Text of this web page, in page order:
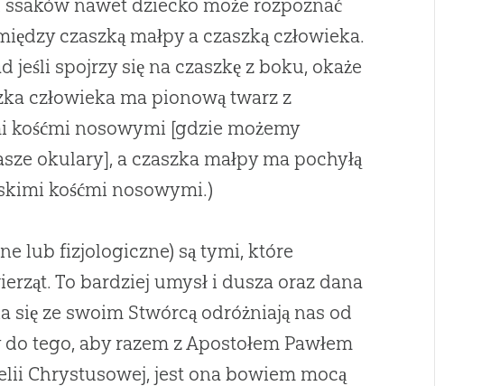
nawet dziecko może rozpoznać
czaszką małpy a czaszką człowieka.
jeśli spojrzy się na czaszkę z boku, okaże
człowieka ma pionową twarz z
kośćmi nosowymi [gdzie możemy
okulary], a czaszka małpy ma pochyłą
kośćmi nosowymi.)
lub fizjologiczne) są tymi, które
To bardziej umysł i dusza oraz dana
ze swoim Stwórcą odróżniają nas od
tego, aby razem z Apostołem Pawłem
Chrystusowej, jest ona bowiem mocą